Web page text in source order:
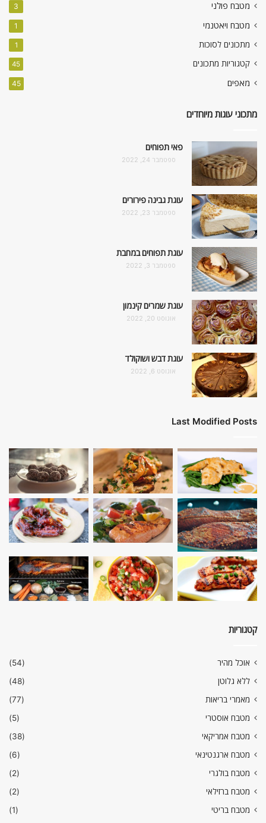
מטבח פולני 3
מטבח ויאטנמי 1
מתכונים לסוכות 1
קטגוריות מתכונים 45
מאפים 45
מתכוני עוגות מיוחדים
פאי תפוחים
ספטמבר 24, 2022
עוגת גבינה פירורים
ספטמבר 23, 2022
עוגת תפוחים במחבת
ספטמבר 3, 2022
עוגת שמרים קינמון
אוגוסט 20, 2022
עוגת דבש ושוקולד
אוגוסט 6, 2022
Last Modified Posts
קטגוריות
אוכל מהיר
(54)
ללא גלוטן
(48)
מאמרי בריאות
(77)
מטבח אוסטרי
(5)
מטבח אמריקאי
(38)
מטבח ארגנטינאי
(6)
מטבח בולגרי
(2)
מטבח ברזילאי
(2)
מטבח בריטי
(1)